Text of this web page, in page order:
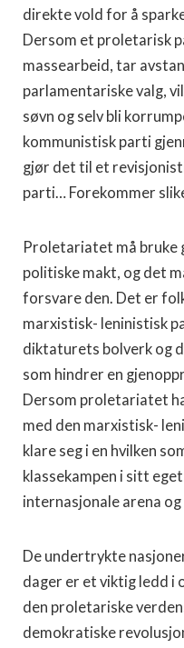
direkte vold for å
Dersom et prole­tarisk
massearbeid, tar
parlamentariske valg,
søvn og selv bli
kommunistisk parti
gjør det til et
parti… Forekommer
Proletariatet må
politiske makt, og det
forsvare den. Det er
marxistisk- leninistisk
diktaturets bolverk og
som hindrer en
Dersom proletariatet
med den marxistisk-
klare seg i en hvilken
klassekampen i sitt
internasjonale arena
De undertrykte
dager er et viktig ledd
den proletariske
demokratiske